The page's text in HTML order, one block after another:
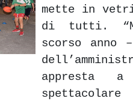
mette in
di tutti.
scorso anno
appresta